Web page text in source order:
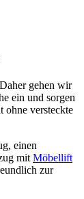
gehen wir
ein und sorgen
ohne versteckte
einen
mit Möbellift
zur